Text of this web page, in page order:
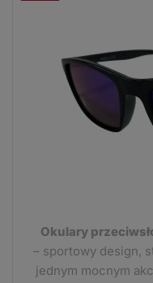
Okulary
– sportowy design,
jednym mocnym